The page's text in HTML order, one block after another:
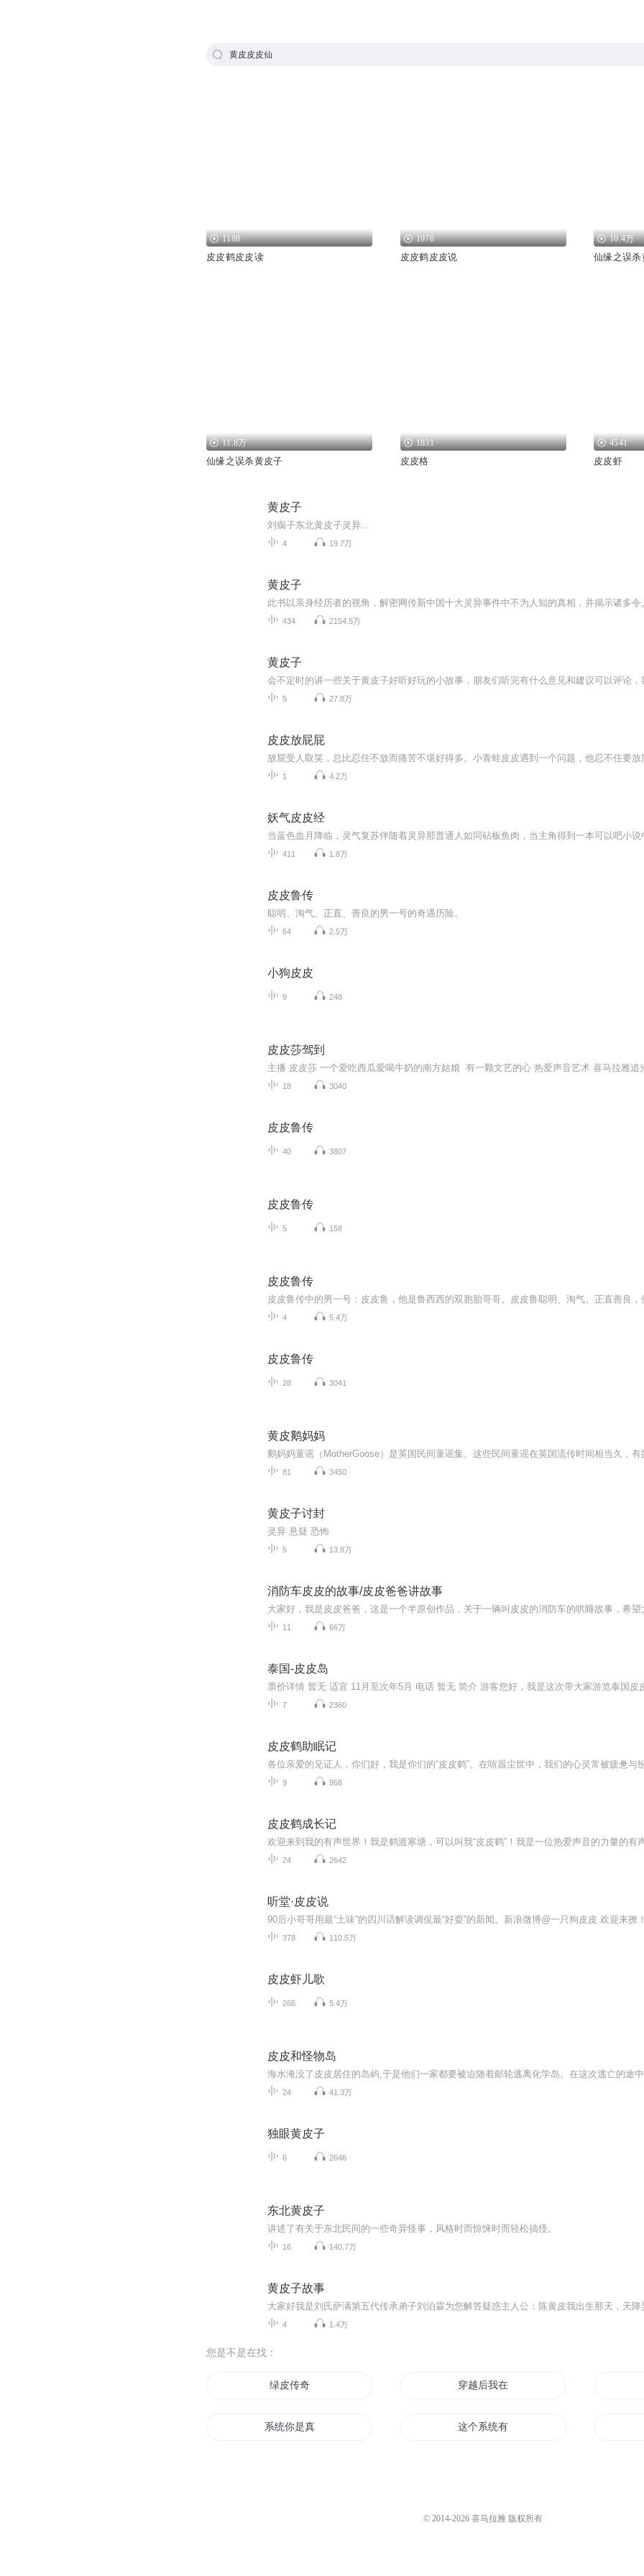
黄皮皮皮仙
1188
皮皮鹤皮皮读
1978
皮皮鹤皮皮说
10.4万
仙缘之误杀
11.8万
仙缘之误杀黄皮子
1831
皮皮格
4541
皮皮虾
黄皮子
刘瘸子东北黄皮子灵异...
4 19.7万
黄皮子
434 2154.5万
黄皮子
5 27.8万
皮皮放屁屁
1 4.2万
妖气皮皮经
411 1.8万
皮皮鲁传
聪明、淘气、正直、善良的男一号的奇遇历险。
64 2.5万
小狗皮皮
9 248
皮皮莎驾到
18 3040
皮皮鲁传
40 3807
皮皮鲁传
5 158
皮皮鲁传
4 5.4万
皮皮鲁传
28 3041
黄皮鹅妈妈
81 3450
黄皮子讨封
灵异 悬疑 恐怖
5 13.8万
消防车皮皮的故事/皮皮爸爸讲故事
大家好，我是皮皮爸爸，这是一个半原创作品，关于一辆叫皮皮的消防车的哄睡故事，希望
11 66万
泰国-皮皮岛
7 2360
皮皮鹤助眠记
9 968
皮皮鹤成长记
24 2642
听堂·皮皮说
378 110.5万
皮皮虾儿歌
266 5.4万
皮皮和怪物岛
24 41.3万
独眼黄皮子
6 2646
东北黄皮子
讲述了有关于东北民间的一些奇异怪事，风格时而惊悚时而轻松搞怪。
16 140.7万
黄皮子故事
4 1.4万
您是不是在找：
绿皮传奇 穿越后我在皇宫当皮皮虾
系统你是真的皮 这个系统有点皮
© 2014-2026 喜马拉雅 版权所有